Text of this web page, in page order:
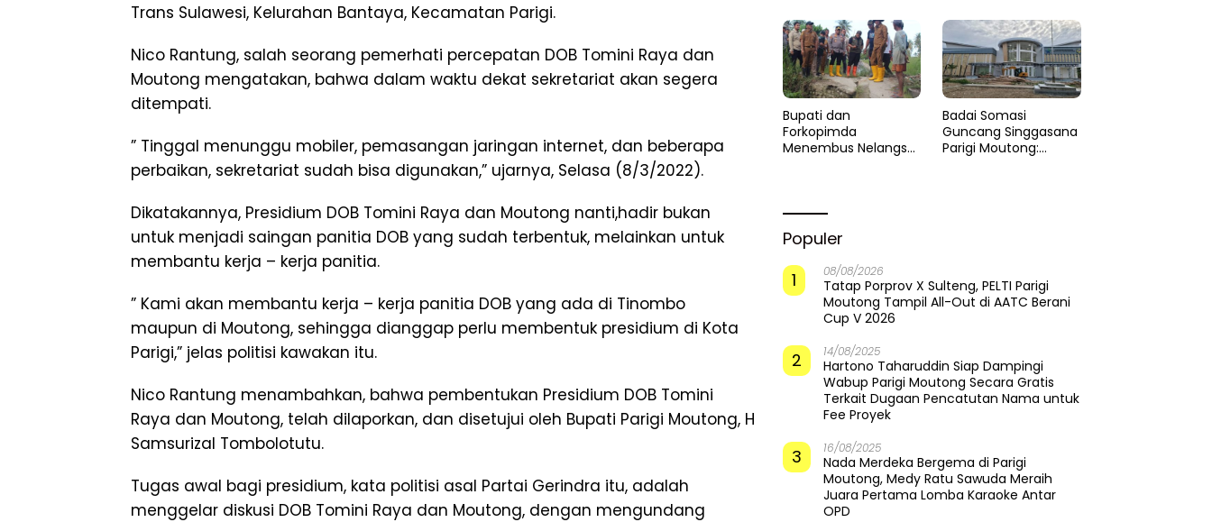
Trans Sulawesi, Kelurahan Bantaya, Kecamatan Parigi.
Nico Rantung, salah seorang pemerhati percepatan DOB Tomini Raya dan
Moutong mengatakan, bahwa dalam waktu dekat sekretariat akan segera
ditempati.
” Tinggal menunggu mobiler, pemasangan jaringan internet, dan beberapa
perbaikan, sekretariat sudah bisa digunakan,” ujarnya, Selasa (8/3/2022).
Dikatakannya, Presidium DOB Tomini Raya dan Moutong nanti,hadir bukan
untuk menjadi saingan panitia DOB yang sudah terbentuk, melainkan untuk
membantu kerja – kerja panitia.
” Kami akan membantu kerja – kerja panitia DOB yang ada di Tinombo
maupun di Moutong, sehingga dianggap perlu membentuk presidium di Kota
Parigi,” jelas politisi kawakan itu.
Nico Rantung menambahkan, bahwa pembentukan Presidium DOB Tomini
Raya dan Moutong, telah dilaporkan, dan disetujui oleh Bupati Parigi Moutong, H
Samsurizal Tombolotutu.
Tugas awal bagi presidium, kata politisi asal Partai Gerindra itu, adalah
menggelar diskusi DOB Tomini Raya dan Moutong, dengan mengundang
Penanganan Cepat
​Bupati dan
Forkopimda
Menembus Nelangsa
Sinergi
Badai Somasi
Guncang Singgasana
Parigi Moutong:
Populer
1
08/08/2026
Tatap Porprov X Sulteng, PELTI Parigi
Moutong Tampil All-Out di AATC Berani
Cup V 2026
2 14/08/2025
Hartono Taharuddin Siap Dampingi
Wabup Parigi Moutong Secara Gratis
Terkait Dugaan Pencatutan Nama untuk
Fee Proyek
3 16/08/2025
Nada Merdeka Bergema di Parigi
Moutong, Medy Ratu Sawuda Meraih
Juara Pertama Lomba Karaoke Antar
OPD